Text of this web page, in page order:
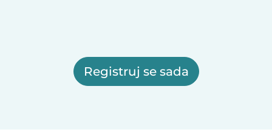
Registruj se sada